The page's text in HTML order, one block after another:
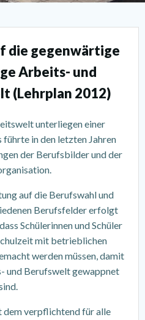
die gegenwärtige
Arbeits- und
(Lehrplan 2012)
unterliegen einer
in den letzten Jahren
der Berufsbilder und der
auf die Berufswahl und
Berufsfelder erfolgt
Schülerinnen und Schüler
mit betrieblichen
werden müssen, damit
und Berufswelt gewappnet
dem verpflichtend für alle